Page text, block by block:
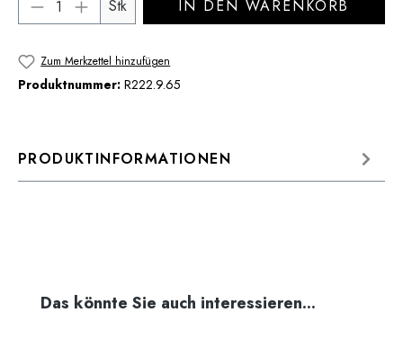
Stk IN DEN WARENKORB
Zum Merkzettel hinzufügen
Produktnummer: R222.9.65
PRODUKTINFORMATIONEN
Produktgalerie überspringen
Das könnte Sie auch interessieren...